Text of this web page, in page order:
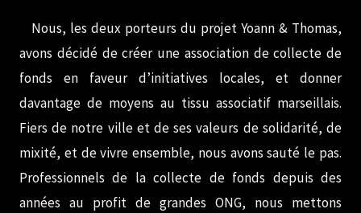
Nous, les deux porteurs du projet Yoann & Thomas,
avons décidé de créer une association de collecte de
fonds en faveur d’initiatives locales, et donner
davantage de moyens au tissu associatif marseillais.
Fiers de notre ville et de ses valeurs de solidarité, de
mixité, et de vivre ensemble, nous avons sauté le pas.
Professionnels de la collecte de fonds depuis des
années au profit de grandes ONG, nous mettons